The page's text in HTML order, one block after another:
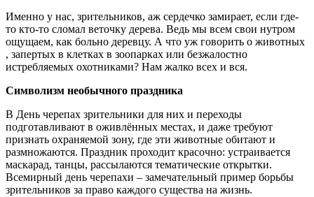
Именно у нас, зрительников, аж сердечко замирает, если где-
то кто-то сломал веточку дерева. Ведь мы всем свои нутром
ощущаем, как больно деревцу. А что уж говорить о животных
, запертых в клетках в зоопарках или безжалостно
истребляемых охотниками? Нам жалко всех и вся.
Символизм необычного праздника
В День черепах зрительники для них и переходы
подготавливают в оживлённых местах, и даже требуют
признать охраняемой зону, где эти животные обитают и
размножаются. Праздник проходит красочно: устраивается
маскарад, танцы, рассылаются тематические открытки.
Всемирный день черепахи – замечательный пример борьбы
зрительников за право каждого существа на жизнь.